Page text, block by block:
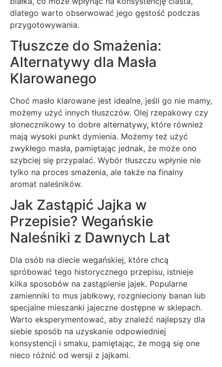
dlatego warto obserwować jego gęstość podczas
przygotowywania.
Tłuszcze do Smażenia:
Alternatywy dla Masła
Klarowanego
Choć masło klarowane jest idealne, jeśli go nie mamy,
możemy użyć innych tłuszczów. Olej rzepakowy czy
słonecznikowy to dobre alternatywy, które również
mają wysoki punkt dymienia. Możemy też użyć
zwykłego masła, pamiętając jednak, że może ono
szybciej się przypalać. Wybór tłuszczu wpłynie nie
tylko na proces smażenia, ale także na finalny
aromat naleśników.
Jak Zastąpić Jajka w
Przepisie? Wegańskie
Naleśniki z Dawnych Lat
Dla osób na diecie wegańskiej, które chcą
spróbować tego historycznego przepisu, istnieje
kilka sposobów na zastąpienie jajek. Popularne
zamienniki to mus jabłkowy, rozgnieciony banan lub
specjalne mieszanki jajeczne dostępne w sklepach.
Warto eksperymentować, aby znaleźć najlepszy dla
siebie sposób na uzyskanie odpowiedniej
konsystencji i smaku, pamiętając, że mogą się one
nieco różnić od wersji z jajkami.